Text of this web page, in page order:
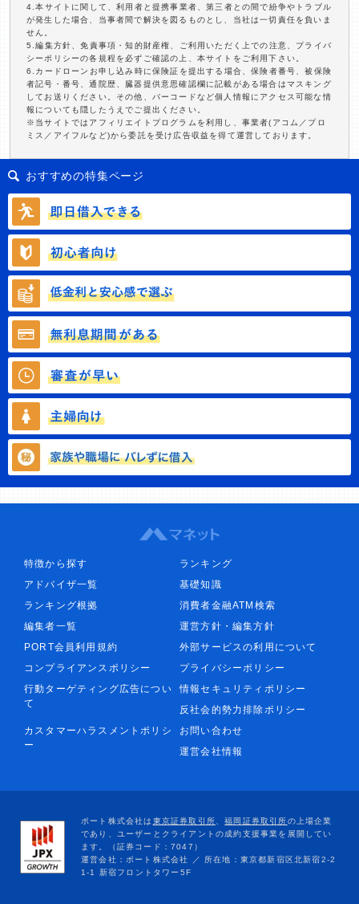
4.本サイトに関して、利用者と提携事業者、第三者との間で紛争やトラブル
が発生した場合、当事者間で解決を図るものとし、当社は一切責任を負いま
せん。
5.編集方針、免責事項・知的財産権、ご利用いただく上での注意、プライバ
シーポリシーの各規程を必ずご確認の上、本サイトをご利用下さい。
6.カードローンお申し込み時に保険証を提出する場合、保険者番号、被保険
者記号・番号、通院歴、臓器提供意思確認欄に記載がある場合はマスキング
してお送りください。その他、バーコードなど個人情報にアクセス可能な情
報についても隠したうえでご提出ください。
※当サイトではアフィリエイトプログラムを利用し、事業者(アコム／プロ
ミス／アイフルなど)から委託を受け広告収益を得て運営しております。
おすすめの特集ページ
特徴から探す
ランキング
アドバイザ一覧
基礎知識
ランキング根拠
消費者金融ATM検索
編集者一覧
運営方針・編集方針
PORT会員利用規約
外部サービスの利用について
コンプライアンスポリシー
プライバシーポリシー
行動ターゲティング広告につい
て
情報セキュリティポリシー
反社会的勢力排除ポリシー
カスタマーハラスメントポリシ
ー
お問い合わせ
運営会社情報